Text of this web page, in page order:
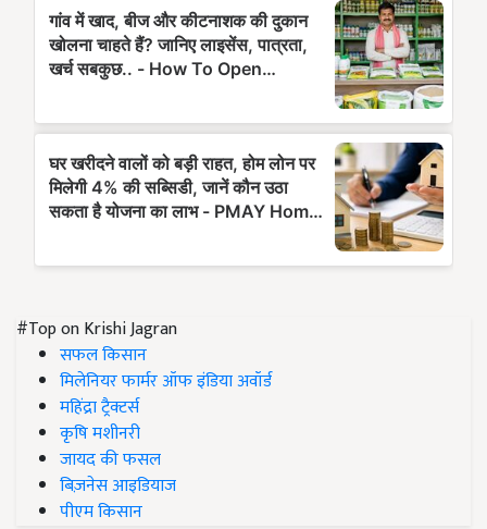
#Top on Krishi Jagran
सफल किसान
मिलेनियर फार्मर ऑफ इंडिया अवॉर्ड
महिंद्रा ट्रैक्टर्स
कृषि मशीनरी
जायद की फसल
बिज़नेस आइडियाज
पीएम किसान